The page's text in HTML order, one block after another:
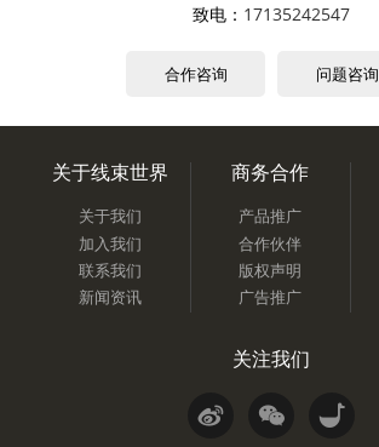
致电： 17135242547
合作咨询 问题咨询
关于线束世界
关于我们
加入我们
联系我们
新闻资讯
商务合作
产品推广
合作伙伴
版权声明
广告推广
关注我们